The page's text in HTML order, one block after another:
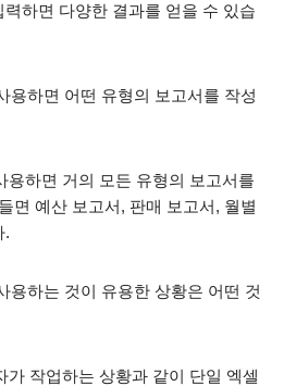
하면 다양한 결과를 얻을 수 있습
용하면 어떤 유형의 보고서를 작성
용하면 거의 모든 유형의 보고서를
면 예산 보고서, 판매 보고서, 월별
.
용하는 것이 유용한 상황은 어떤 것
가 작업하는 상황과 같이 단일 엑셀